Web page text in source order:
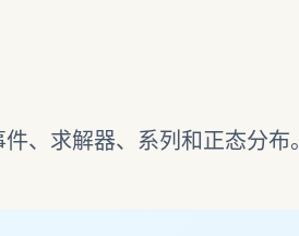
、求解器、系列和正态分布。